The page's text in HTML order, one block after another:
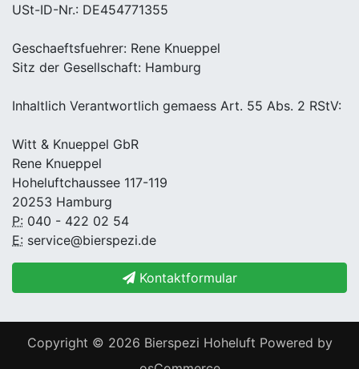
USt-ID-Nr.: DE454771355
Geschaeftsfuehrer: Rene Knueppel
Sitz der Gesellschaft: Hamburg
Inhaltlich Verantwortlich gemaess Art. 55 Abs. 2 RStV:
Witt & Knueppel GbR
Rene Knueppel
Hoheluftchaussee 117-119
20253 Hamburg
P: 040 - 422 02 54
E: service@bierspezi.de
Kontaktformular
Copyright © 2026 Bierspezi Hoheluft Powered by